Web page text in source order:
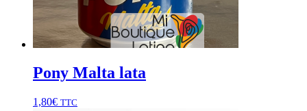
Pony Malta lata
1,80€ TTC